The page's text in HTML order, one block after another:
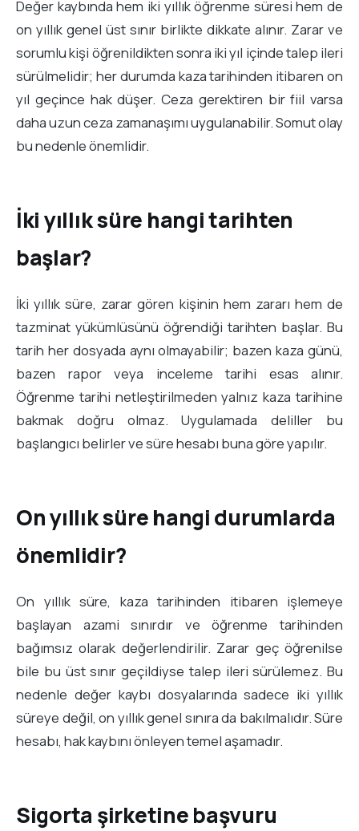
Değer kaybında hem iki yıllık öğrenme süresi hem de
on yıllık genel üst sınır birlikte dikkate alınır. Zarar ve
sorumlu kişi öğrenildikten sonra iki yıl içinde talep ileri
sürülmelidir; her durumda kaza tarihinden itibaren on
yıl geçince hak düşer. Ceza gerektiren bir fiil varsa
daha uzun ceza zamanaşımı uygulanabilir. Somut olay
bu nedenle önemlidir.
İki yıllık süre hangi tarihten
başlar?
İki yıllık süre, zarar gören kişinin hem zararı hem de
tazminat yükümlüsünü öğrendiği tarihten başlar. Bu
tarih her dosyada aynı olmayabilir; bazen kaza günü,
bazen rapor veya inceleme tarihi esas alınır.
Öğrenme tarihi netleştirilmeden yalnız kaza tarihine
bakmak doğru olmaz. Uygulamada deliller bu
başlangıcı belirler ve süre hesabı buna göre yapılır.
On yıllık süre hangi durumlarda
önemlidir?
On yıllık süre, kaza tarihinden itibaren işlemeye
başlayan azami sınırdır ve öğrenme tarihinden
bağımsız olarak değerlendirilir. Zarar geç öğrenilse
bile bu üst sınır geçildiyse talep ileri sürülemez. Bu
nedenle değer kaybı dosyalarında sadece iki yıllık
süreye değil, on yıllık genel sınıra da bakılmalıdır. Süre
hesabı, hak kaybını önleyen temel aşamadır.
Sigorta şirketine başvuru